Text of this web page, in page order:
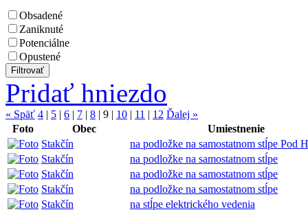
Obsadené
Zaniknuté
Potenciálne
Opustené
Pridať hniezdo
« Späť 4 | 5 | 6 | 7 | 8 | 9 | 10 | 11 | 12 Ďalej »
Foto
Obec
Umiestnenie
Stakčín
na podložke na samostatnom stĺpe Pod
Stakčín
na podložke na samostatnom stĺpe
Stakčín
na podložke na samostatnom stĺpe
Stakčín
na podložke na samostatnom stĺpe
Stakčín
na stĺpe elektrického vedenia